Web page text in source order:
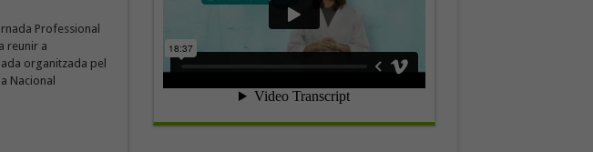
Professional
reunir a
organitzada pel
Nacional